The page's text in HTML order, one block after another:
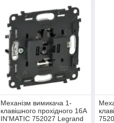
Механізм вимикача 1-
клавішного прохідного 16A
IN'MATIC 752027 Legrand